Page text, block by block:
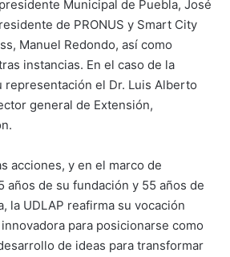
Municipal de Puebla, José
de PRONUS y Smart City
Manuel Redondo, así como
instancias. En el caso de la
representación el Dr. Luis Alberto
general de Extensión,
acciones, y en el marco de
años de su fundación y 55 años de
la UDLAP reafirma su vocación
para posicionarse como
de ideas para transformar